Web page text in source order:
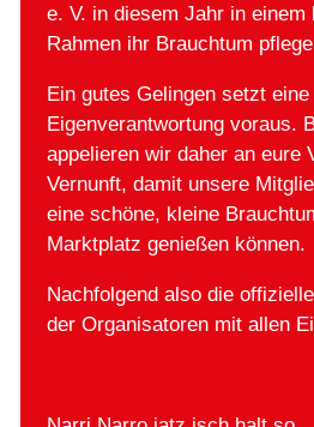
e. V. in diesem Jahr in einem
Rahmen ihr Brauchtum
Ein gutes Gelingen setzt eine
Eigenverantwortung voraus.
appelieren wir daher an eure
Vernunft, damit unsere
eine schöne, kleine
Marktplatz genießen können.
Nachfolgend also die
der Organisatoren mit allen